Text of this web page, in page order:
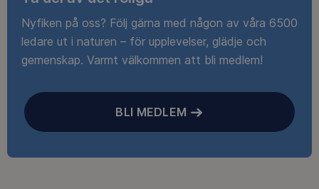
Nyfiken på oss? Följ gärna med någon av våra 6500
ledare ut i naturen – för upplevelser, glädje och
gemenskap. Varmt välkommen att bli medlem!
BLI MEDLEM